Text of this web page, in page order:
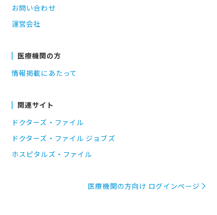
お問い合わせ
運営会社
医療機関の方
情報掲載にあたって
関連サイト
ドクターズ・ファイル
ドクターズ・ファイル ジョブズ
ホスピタルズ・ファイル
医療機関の方向け ログインページ